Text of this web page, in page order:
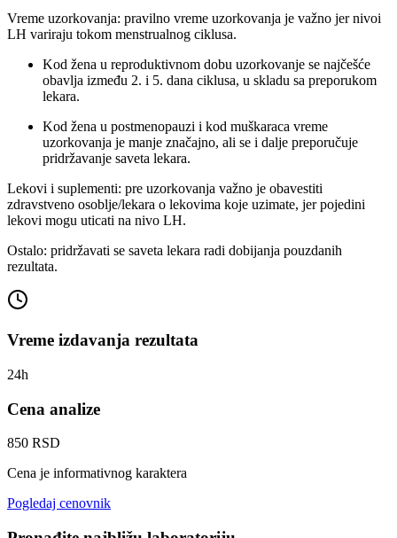
Vreme uzorkovanja: pravilno vreme uzorkovanja je važno jer nivoi
LH variraju tokom menstrualnog ciklusa.
Kod žena u reproduktivnom dobu uzorkovanje se najčešće
obavlja između 2. i 5. dana ciklusa, u skladu sa preporukom
lekara.
Kod žena u postmenopauzi i kod muškaraca vreme
uzorkovanja je manje značajno, ali se i dalje preporučuje
pridržavanje saveta lekara.
Lekovi i suplementi: pre uzorkovanja važno je obavestiti
zdravstveno osoblje/lekara o lekovima koje uzimate, jer pojedini
lekovi mogu uticati na nivo LH.
Ostalo: pridržavati se saveta lekara radi dobijanja pouzdanih
rezultata.
Vreme izdavanja rezultata
24h
Cena analize
850 RSD
Cena je informativnog karaktera
Pogledaj cenovnik